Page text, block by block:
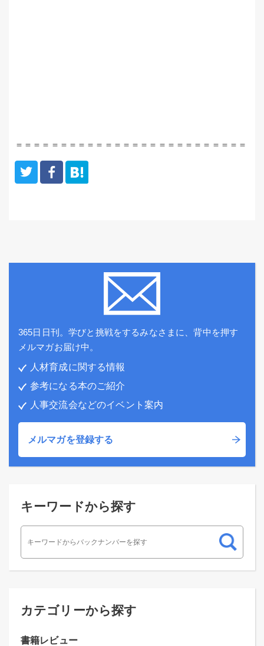
＝＝＝＝＝＝＝＝＝＝＝＝＝＝＝＝＝＝＝＝＝＝＝＝＝＝
365日日刊。学びと挑戦をするみなさまに、背中を押す
メルマガお届け中。
人材育成に関する情報
参考になる本のご紹介
人事交流会などのイベント案内
メルマガを登録する
キーワードから探す
カテゴリーから探す
書籍レビュー